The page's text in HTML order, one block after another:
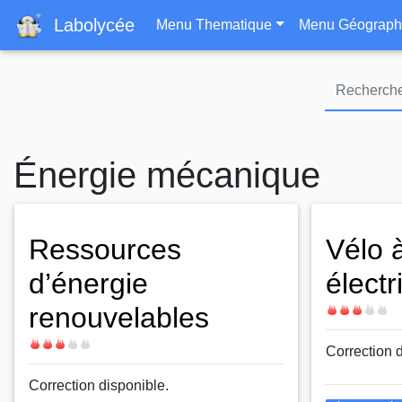
Labolycée Navigation
Menu Thematique Menu
Énergie mécanique
Ressources
d’énergie
renouvelables
Difficulté
Correction disponible.
Vélo
Difficulté
Correction